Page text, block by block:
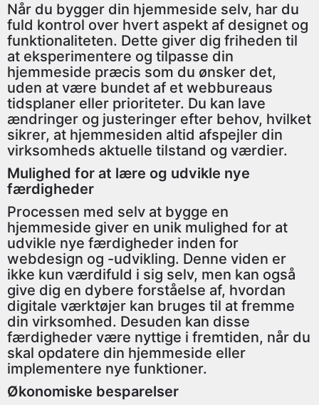
Når du bygger din hjemmeside selv, har du
fuld kontrol over hvert aspekt af designet og
funktionaliteten. Dette giver dig friheden til
at eksperimentere og tilpasse din
hjemmeside præcis som du ønsker det,
uden at være bundet af et webbureaus
tidsplaner eller prioriteter. Du kan lave
ændringer og justeringer efter behov, hvilket
sikrer, at hjemmesiden altid afspejler din
virksomheds aktuelle tilstand og værdier.
Mulighed for at lære og udvikle nye
færdigheder
Processen med selv at bygge en
hjemmeside giver en unik mulighed for at
udvikle nye færdigheder inden for
webdesign og -udvikling. Denne viden er
ikke kun værdifuld i sig selv, men kan også
give dig en dybere forståelse af, hvordan
digitale værktøjer kan bruges til at fremme
din virksomhed. Desuden kan disse
færdigheder være nyttige i fremtiden, når du
skal opdatere din hjemmeside eller
implementere nye funktioner.
Økonomiske besparelser